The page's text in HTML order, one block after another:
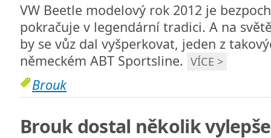
VW Beetle modelový rok 2012 je
pokračuje v legendární tradici. A na
by se vůz dal vyšperkovat, jeden z
německém ABT Sportsline. VÍCE >
Brouk
Brouk dostal několik